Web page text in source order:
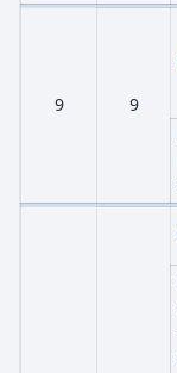
9 9